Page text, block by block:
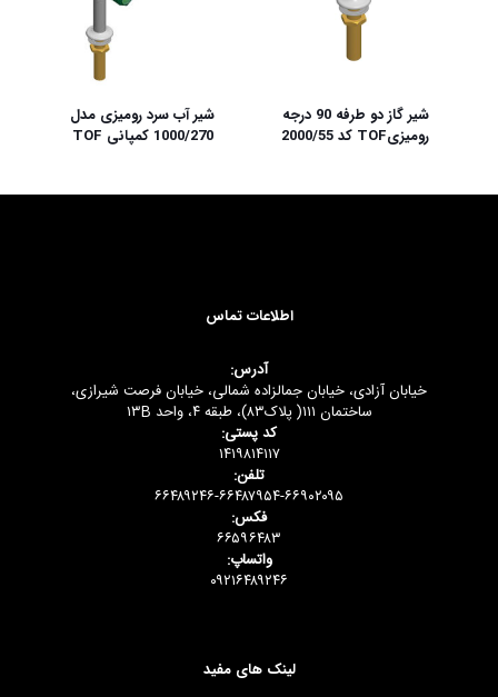
شیر گاز دو طرفه 90 درجه
رومیزیTOF کد 2000/55
شیر آب سرد رومیزی مدل
1000/270 کمپانی TOF
اطلاعات تماس
آدرس:
خیابان آزادی، خیابان جمالزاده شمالی، خیابان فرصت شیرازی،
ساختمان ۱۱۱( پلاک۸۳)، طبقه ۴، واحد ۱۳B
کد پستی:
۱۴۱۹۸۱۴۱۱۷
تلفن:
۶۶۴۸۹۲۴۶-۶۶۴۸۷۹۵۴-۶۶۹۰۲۰۹۵
فکس:
۶۶۵۹۶۴۸۳
واتساپ:
۰۹۲۱۶۴۸۹۲۴۶
لینک های مفید